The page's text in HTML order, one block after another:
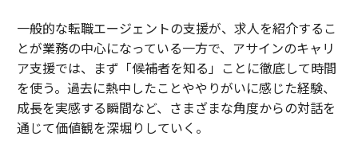
一般的な転職エージェントの支援が、求人を紹介するこ
とが業務の中心になっている一方で、アサインのキャリ
ア支援では、まず「候補者を知る」ことに徹底して時間
を使う。過去に熱中したことややりがいに感じた経験、
成長を実感する瞬間など、さまざまな角度からの対話を
通じて価値観を深堀りしていく。